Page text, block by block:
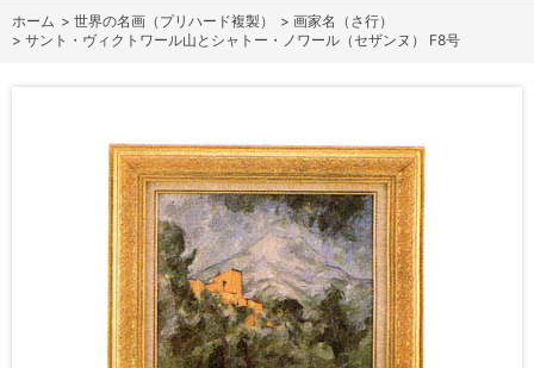
ホーム > 世界の名画（プリハード複製） > 画家名（さ行）
> サント・ヴィクトワール山とシャトー・ノワール（セザンヌ） F8号